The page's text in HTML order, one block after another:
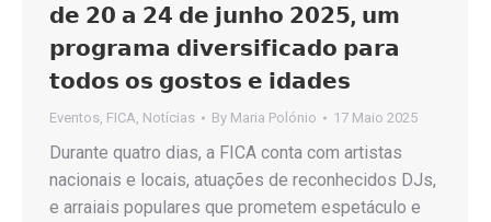
𝗱𝗲 𝟮𝟬 𝗮 𝟮𝟰 𝗱𝗲 𝗷𝘂𝗻𝗵𝗼 𝟮𝟬𝟮𝟱, 𝘂𝗺
𝗽𝗿𝗼𝗴𝗿𝗮𝗺𝗮 𝗱𝗶𝘃𝗲𝗿𝘀𝗶𝗳𝗶𝗰𝗮𝗱𝗼 𝗽𝗮𝗿𝗮
𝘁𝗼𝗱𝗼𝘀 𝗼𝘀 𝗴𝗼𝘀𝘁𝗼𝘀 𝗲 𝗶𝗱𝗮𝗱𝗲𝘀
Eventos FICA Notícias By Maria Polónio 17 Maio 2025
Durante quatro dias, a FICA conta com artistas
nacionais e locais, atuações de reconhecidos DJs,
e arraiais populares que prometem espetáculo e